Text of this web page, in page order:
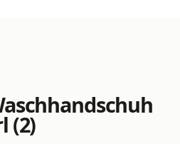
(2)